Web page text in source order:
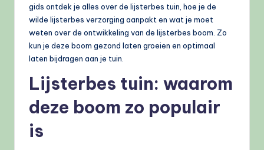
gids ontdek je alles over de lijsterbes tuin, hoe je de
wilde lijsterbes verzorging aanpakt en wat je moet
weten over de ontwikkeling van de lijsterbes boom. Zo
kun je deze boom gezond laten groeien en optimaal
laten bijdragen aan je tuin.
Lijsterbes tuin: waarom
deze boom zo populair
is